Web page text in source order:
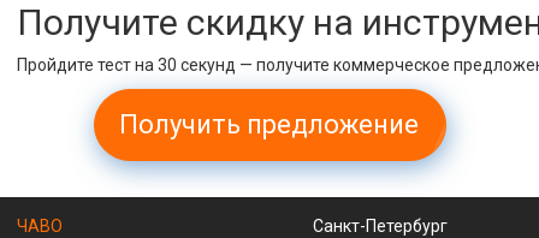
Получите скидку на
Пройдите тест на 30 секунд — получите коммерческое
Получить предложение
ЧАВО
Санкт-Петербург